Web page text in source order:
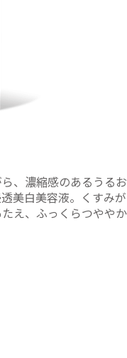
、濃縮感のあるうるお
美白美容液。くすみが
え、ふっくらつややか